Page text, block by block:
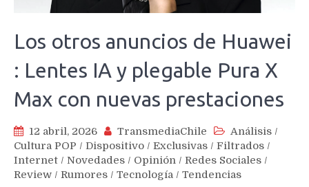
Los otros anuncios de Huawei
: Lentes IA y plegable Pura X
Max con nuevas prestaciones
12 abril, 2026 TransmediaChile Análisis /
Cultura POP / Dispositivo / Exclusivas / Filtrados /
Internet / Novedades / Opinión / Redes Sociales /
Review / Rumores / Tecnología / Tendencias